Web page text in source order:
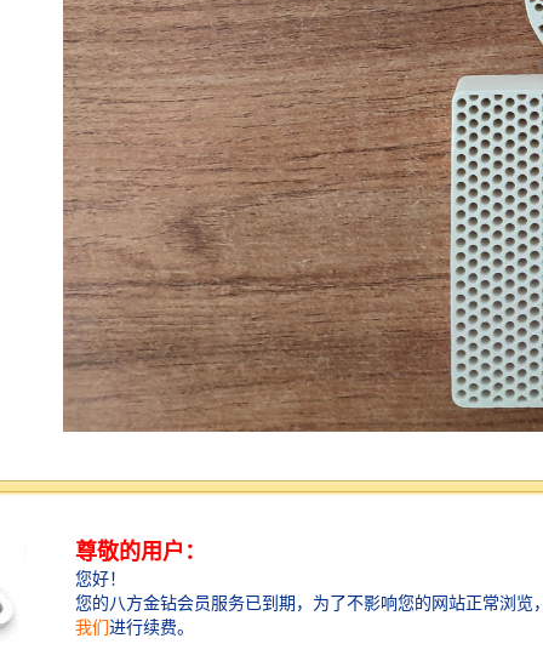
铸造挡渣棉，也称挡渣棉，挡脏棉，学名陶瓷纤维毯，
可逾越的挡渣、滤渣、集渣防线，而又不与包壁粘连，
挡渣棉有好的隔热、保温、遮光、防作用，使用挡渣棉
******了钢铁水浇注的纯净度和浇注过程的安全性，浇